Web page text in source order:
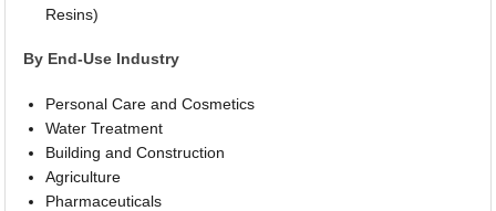
Resins)
By End-Use Industry
Personal Care and Cosmetics
Water Treatment
Building and Construction
Agriculture
Pharmaceuticals